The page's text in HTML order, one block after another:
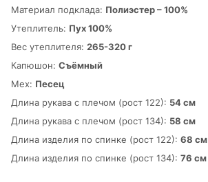
Материал подклада: Полиэстер – 100%
Утеплитель: Пух 100%
Вес утеплителя: 265-320 г
Капюшон: Съёмный
Мех: Песец
Длина рукава с плечом (рост 122): 54 см
Длина рукава с плечом (рост 134): 58 см
Длина изделия по спинке (рост 122): 68 см
Длина изделия по спинке (рост 134): 76 см